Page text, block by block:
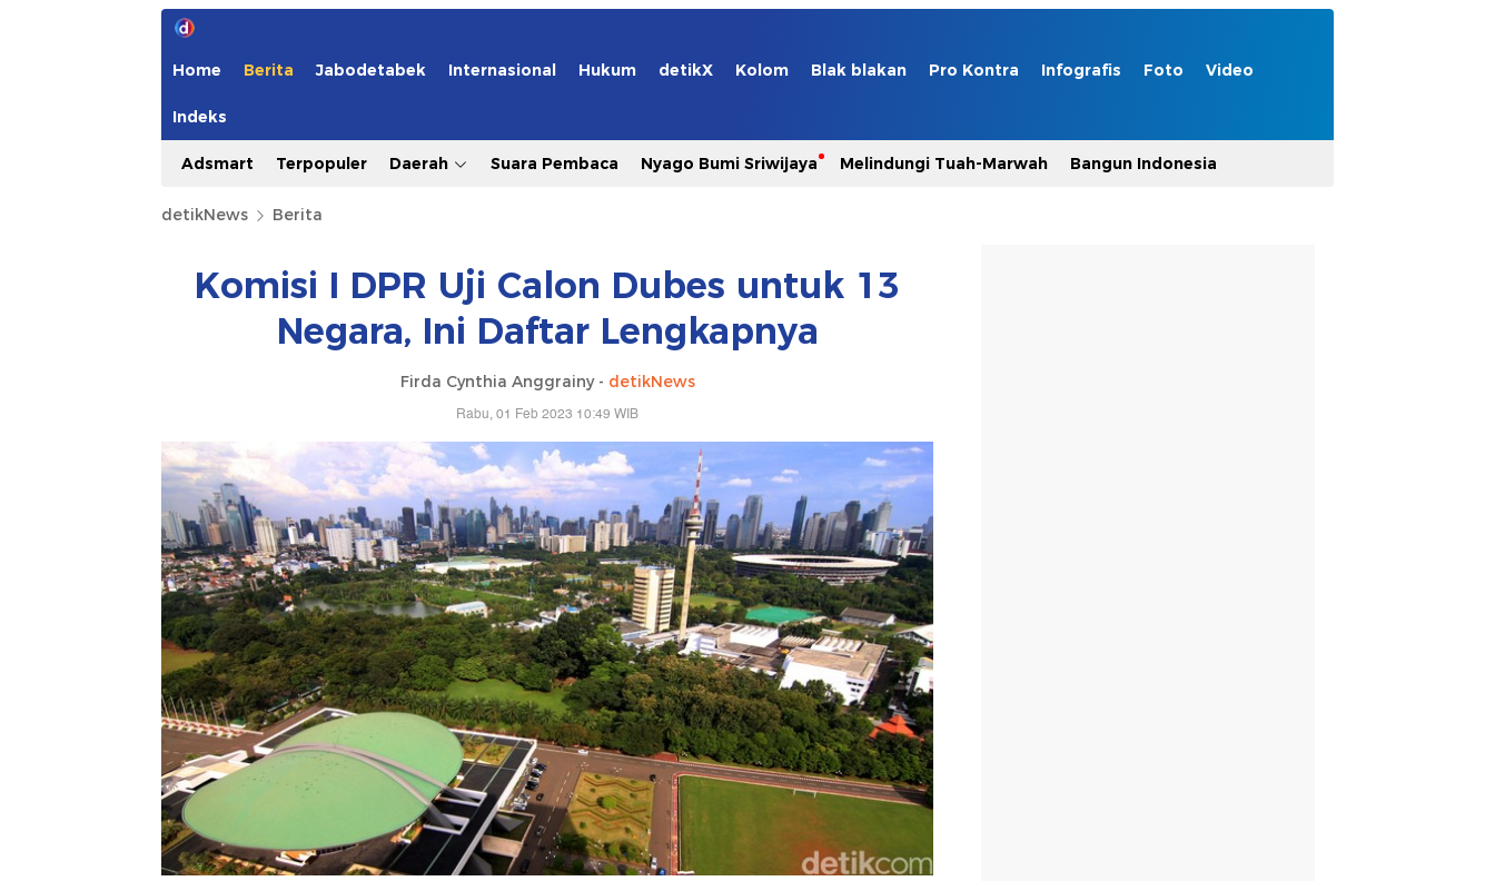
Home Berita Jabodetabek Internasional Hukum detikX Kolom Blak blakan Pro Kontra Infografis Foto Video
Indeks
Adsmart Terpopuler Daerah Suara Pembaca Nyago Bumi Sriwijaya Melindungi Tuah-Marwah Bangun Indonesia
detikNews Berita
Komisi I DPR Uji Calon Dubes untuk 13
Negara, Ini Daftar Lengkapnya
Firda Cynthia Anggrainy - detikNews
Rabu, 01 Feb 2023 10:49 WIB